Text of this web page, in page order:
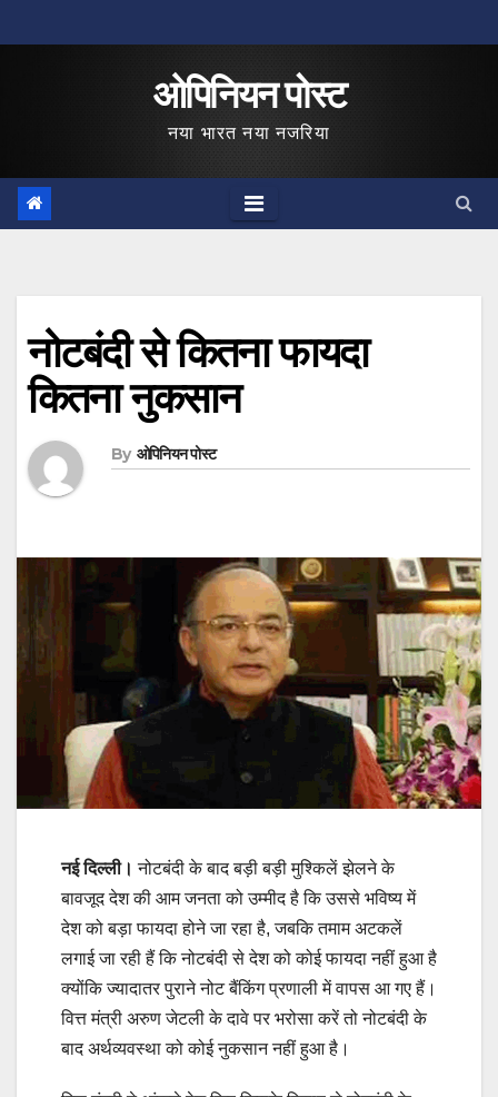
to
ओपिनियन पोस्ट
नया भारत नया नजरिया
नोटबंदी से कितना फायदा
कितना नुकसान
By ओपिनियन पोस्ट
नई दिल्ली। नोटबंदी के बाद बड़ी बड़ी मुश्किलें झेलने के
बावजूद देश की आम जनता को उम्‍मीद है कि उससे भविष्‍य में
देश को बड़ा फायदा होने जा रहा है, जबकि तमाम अटकलें
लगाई जा रही हैं कि नोटबंदी से देश को कोई फायदा नहीं हुआ है
क्‍योंकि ज्‍यादातर पुराने नोट बैंकिंग प्रणाली में वापस आ गए हैं।
वित्त मंत्री अरुण जेटली के दावे पर भरोसा करें तो नोटबंदी के
बाद अर्थव्यवस्था को कोई नुकसान नहीं हुआ है।